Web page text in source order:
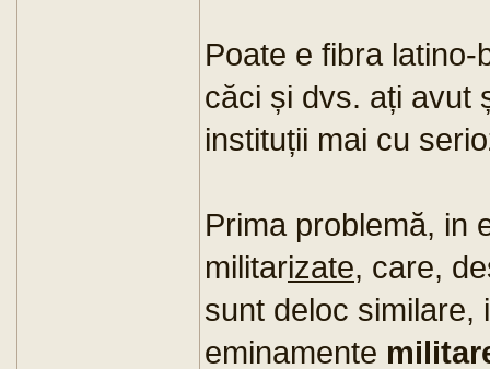
Poate e fibra
căci și dvs. ați avut
instituții mai cu
Prima problemă, in
militarizate, care,
sunt deloc similare,
eminamente